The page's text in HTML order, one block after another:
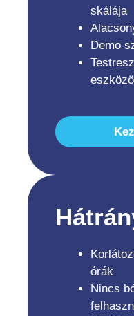
skálája
Demo
órák
Nincs